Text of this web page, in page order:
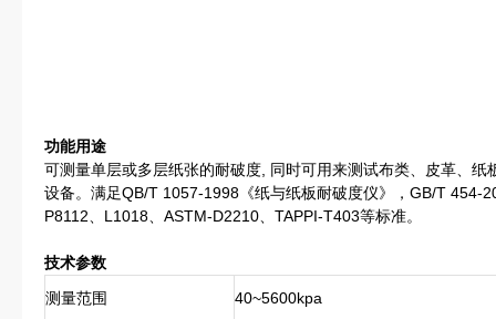
功能用途
可测量单层或多层纸张的耐破度, 同时可用来测试布类、皮革、
设备。满足QB/T 1057-1998《纸与纸板耐破度仪》，GB/T 454-
P8112、L1018、ASTM-D2210、TAPPI-T403等标准。
技术参数
测量范围
40~5600kpa